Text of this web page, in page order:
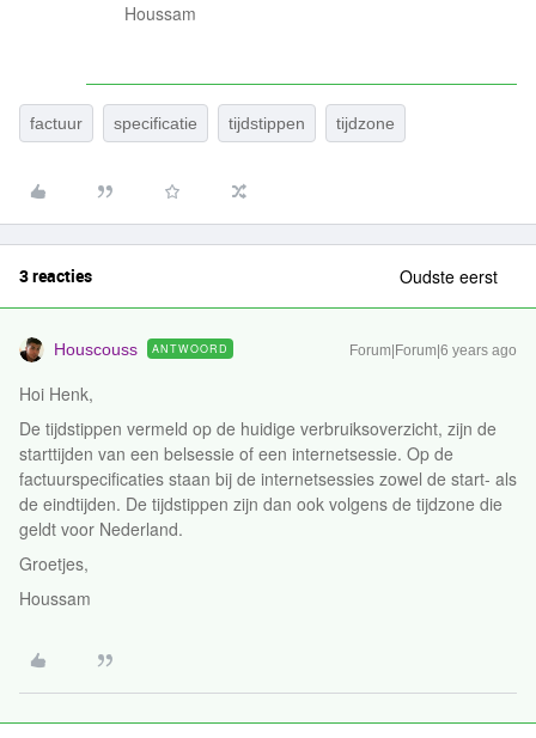
Houssam
factuur specificatie tijdstippen tijdzone
3 reacties Oudste eerst
Houscouss ANTWOORD Forum|Forum|6 years ago
Hoi Henk,
De tijdstippen vermeld op de huidige verbruiksoverzicht, zijn de
starttijden van een belsessie of een internetsessie. Op de
factuurspecificaties staan bij de internetsessies zowel de start- als
de eindtijden. De tijdstippen zijn dan ook volgens de tijdzone die
geldt voor Nederland.
Groetjes,
Houssam